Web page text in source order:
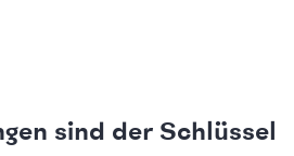
sind der Schlüssel